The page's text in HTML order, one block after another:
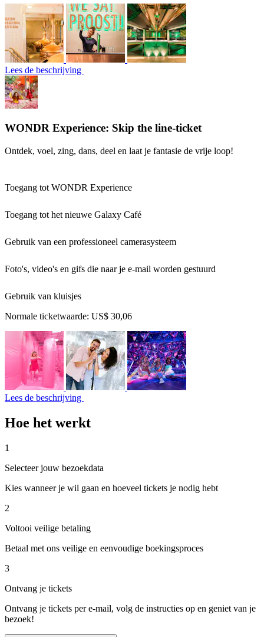
Lees de beschrijving
WONDR Experience: Skip the line-ticket
Ontdek, voel, zing, dans, deel en laat je fantasie de vrije loop!
Toegang tot WONDR Experience
Toegang tot het nieuwe Galaxy Café
Gebruik van een professioneel camerasysteem
Foto's, video's en gifs die naar je e-mail worden gestuurd
Gebruik van kluisjes
Normale ticketwaarde: US$ 30,06
Lees de beschrijving
Hoe het werkt
1
Selecteer jouw bezoekdata
Kies wanneer je wil gaan en hoeveel tickets je nodig hebt
2
Voltooi veilige betaling
Betaal met ons veilige en eenvoudige boekingsproces
3
Ontvang je tickets
Ontvang je tickets per e-mail, volg de instructies op en geniet van je
bezoek!